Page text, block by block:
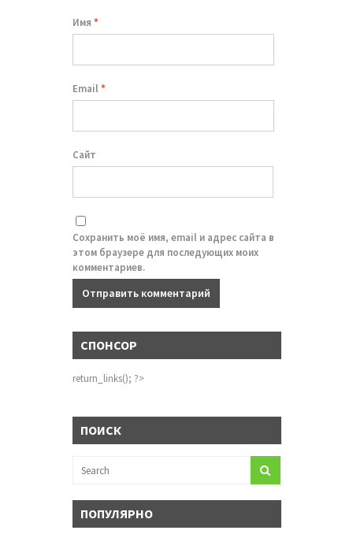
Имя *
Email*
Сайт
Сохранить моё имя, email и адрес сайта в
этом браузере для последующих моих
комментариев.
СПОНСОР
return_links(); ?>
ПОИСК
ПОПУЛЯРНО